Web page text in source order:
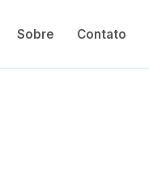
Sobre Contato